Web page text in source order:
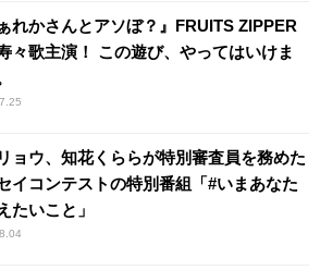
ぁれかさんとアソぼ？』FRUITS ZIPPER
々歌主演！ この遊び、やってはいけま
ョウ、知花くららが特別審査員を務めた
イコンテストの特別番組「#いまあなた
たいこと」